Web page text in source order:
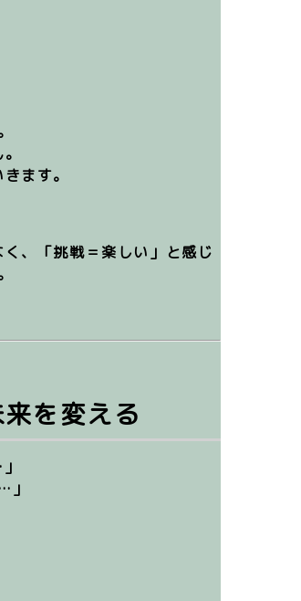
ます。
、「挑戦＝楽しい」と感じ
を変える
」